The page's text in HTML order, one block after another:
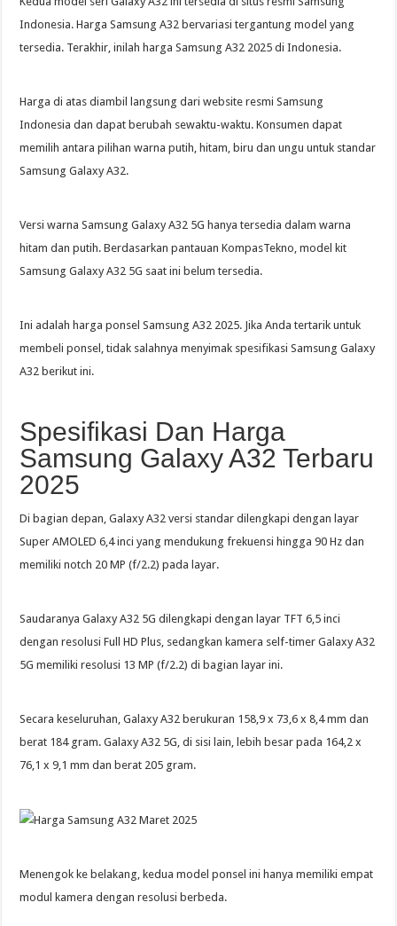
Indonesia. Harga Samsung A32 bervariasi tergantung model yang
tersedia. Terakhir, inilah harga Samsung A32 2025 di Indonesia.
Harga di atas diambil langsung dari website resmi Samsung
Indonesia dan dapat berubah sewaktu-waktu. Konsumen dapat
memilih antara pilihan warna putih, hitam, biru dan ungu untuk standar
Samsung Galaxy A32.
Versi warna Samsung Galaxy A32 5G hanya tersedia dalam warna
hitam dan putih. Berdasarkan pantauan KompasTekno, model kit
Samsung Galaxy A32 5G saat ini belum tersedia.
Ini adalah harga ponsel Samsung A32 2025. Jika Anda tertarik untuk
membeli ponsel, tidak salahnya menyimak spesifikasi Samsung Galaxy
A32 berikut ini.
Spesifikasi Dan Harga
Samsung Galaxy A32 Terbaru
2025
Di bagian depan, Galaxy A32 versi standar dilengkapi dengan layar
Super AMOLED 6,4 inci yang mendukung frekuensi hingga 90 Hz dan
memiliki notch 20 MP (f/2.2) pada layar.
Saudaranya Galaxy A32 5G dilengkapi dengan layar TFT 6,5 inci
dengan resolusi Full HD Plus, sedangkan kamera self-timer Galaxy A32
5G memiliki resolusi 13 MP (f/2.2) di bagian layar ini.
Secara keseluruhan, Galaxy A32 berukuran 158,9 x 73,6 x 8,4 mm dan
berat 184 gram. Galaxy A32 5G, di sisi lain, lebih besar pada 164,2 x
76,1 x 9,1 mm dan berat 205 gram.
Menengok ke belakang, kedua model ponsel ini hanya memiliki empat
modul kamera dengan resolusi berbeda.